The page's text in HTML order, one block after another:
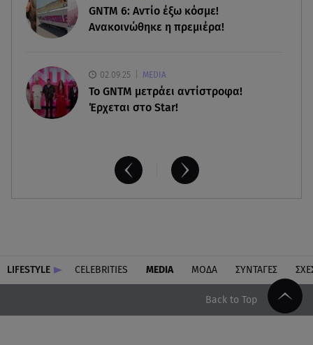
Ποιοι κάνουν σήμεραGNTM 6: Αντίο έξω κόσμε!
Ανακοινώθηκε η πρεμιέρα!
02.09.25 MEDIA
Το GNTM μετράει αντίστροφα!
Έρχεται στο Star!
LIFESTYLE CELEBRITIES MEDIA ΜΟΔΑ ΣΥΝΤΑΓΕΣ
Back to Top